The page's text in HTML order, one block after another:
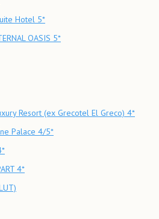
Hotel 5*
OASIS 5*
Resort (ex Grecotel El Greco) 4*
Palace 4/5*
4*